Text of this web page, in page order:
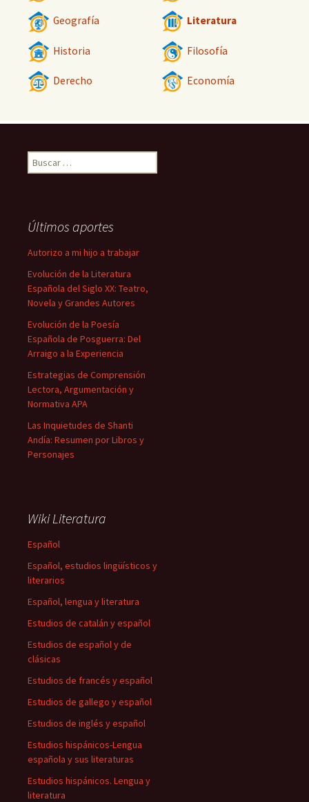
Geografía Literatura
Historia Filosofía
Derecho Economía
Buscar:
Últimos aportes
Autorizo a mi hijo a trabajar
Evolución de la Literatura
Española del Siglo XX: Teatro,
Novela y Grandes Autores
Evolución de la Poesía
Española de Posguerra: Del
Arraigo a la Experiencia
Estrategias de Comprensión
Lectora, Argumentación y
Normativa APA
Las Inquietudes de Shanti
Andía: Resumen por Libros y
Personajes
Wiki Literatura
Español
Español, estudios lingüísticos y
literarios
Español, lengua y literatura
Estudios de catalán y español
Estudios de español y de
clásicas
Estudios de francés y español
Estudios de gallego y español
Estudios de inglés y español
Estudios hispánicos-Lengua
española y sus literaturas
Estudios hispánicos. Lengua y
literatura